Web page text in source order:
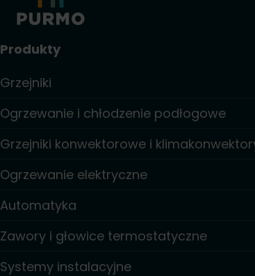
Produkty
Grzejniki
Ogrzewanie i chłodzenie podłogowe
Grzejniki konwektorowe i
Ogrzewanie elektryczne
Automatyka
Zawory i głowice termostatyczne
Systemy instalacyjne